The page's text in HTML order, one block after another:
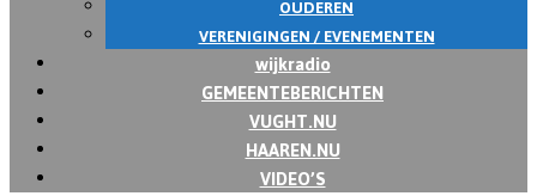
OUDEREN
VERENIGINGEN / EVENEMENTEN
wijkradio
GEMEENTEBERICHTEN
VUGHT.NU
HAAREN.NU
VIDEO’S